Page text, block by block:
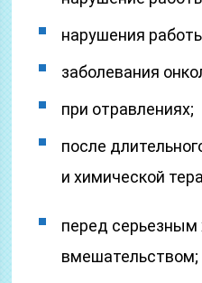
нарушения
заболевания
при отравлениях;
после
и химической
перед серьезным
вмешательством;